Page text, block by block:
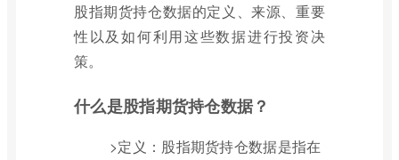
股指期货持仓数据的定义、来源、重要
性以及如何利用这些数据进行投资决
策。
什么是股指期货持仓数据？
>定义：股指期货持仓数据是指在